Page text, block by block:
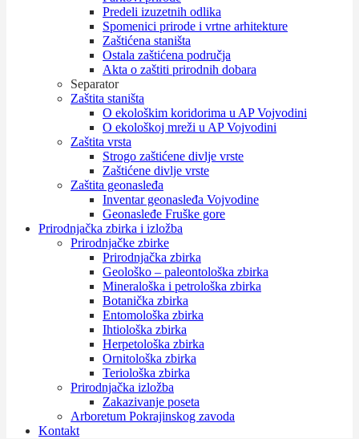
Predeli izuzetnih odlika
Spomenici prirode i vrtne arhitekture
Zaštićena staništa
Ostala zaštićena područja
Akta o zaštiti prirodnih dobara
Separator
Zaštita staništa
O ekološkim koridorima u AP Vojvodini
O ekološkoj mreži u AP Vojvodini
Zaštita vrsta
Strogo zaštićene divlje vrste
Zaštićene divlje vrste
Zaštita geonasleđa
Inventar geonasleđa Vojvodine
Geonasleđe Fruške gore
Prirodnjačka zbirka i izložba
Prirodnjačke zbirke
Prirodnjačka zbirka
Geološko – paleontološka zbirka
Mineraloška i petrološka zbirka
Botanička zbirka
Entomološka zbirka
Ihtiološka zbirka
Herpetološka zbirka
Ornitološka zbirka
Teriološka zbirka
Prirodnjačka izložba
Zakazivanje poseta
Arboretum Pokrajinskog zavoda
Kontakt